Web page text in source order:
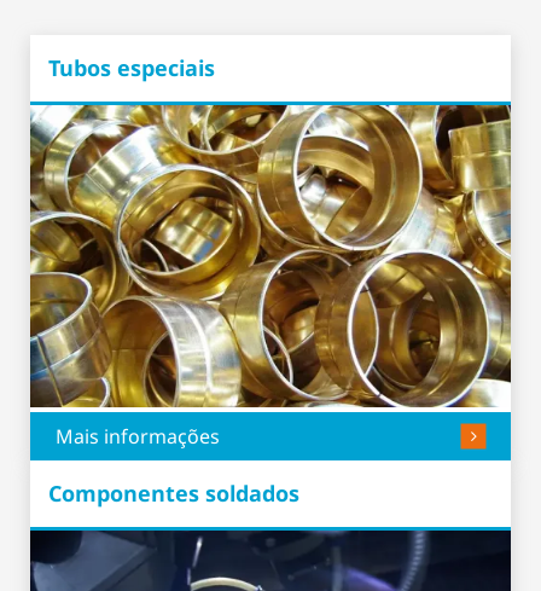
Tubos especiais
Mais informações
Componentes soldados